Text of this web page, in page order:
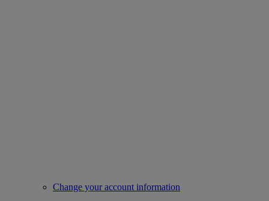
Change your account information